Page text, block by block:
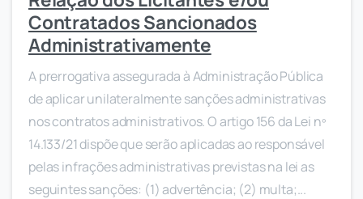
Contratados Sancionados
Administrativamente
A prerrogativa assegurada à Administração Pública
de aplicar unilateralmente sanções administrativas
nos contratos administrativos. O artigo 156 da Lei nº
14.133/21 dispõe que serão aplicadas ao responsável
pelas infrações administrativas previstas na lei as
seguintes sanções: (1) advertência; (2) multa;...